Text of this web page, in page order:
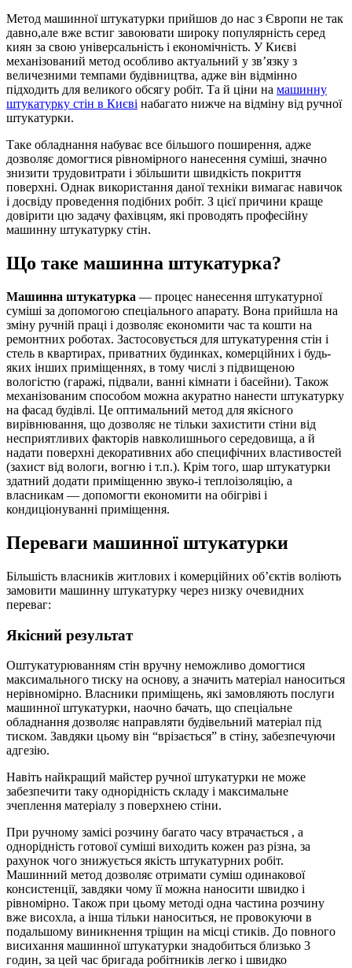
Метод машинної штукатурки прийшов до нас з Європи не так
давно,але вже встиг завоювати широку популярність серед
киян за свою універсальність і економічність. У Києві
механізований метод особливо актуальний у зв’язку з
величезними темпами будівництва, адже він відмінно
підходить для великого обсягу робіт. Та й ціни на машинну
штукатурку стін в Києві набагато нижче на відміну від ручної
штукатурки.
Таке обладнання набуває все більшого поширення, адже
дозволяє домогтися рівномірного нанесення суміші, значно
знизити трудовитрати і збільшити швидкість покриття
поверхні. Однак використання даної техніки вимагає навичок
і досвіду проведення подібних робіт. З цієї причини краще
довірити цю задачу фахівцям, які проводять професійну
машинну штукатурку стін.
Що таке машинна штукатурка?
Машинна штукатурка — процес нанесення штукатурної
суміші за допомогою спеціального апарату. Вона прийшла на
зміну ручній праці і дозволяє економити час та кошти на
ремонтних роботах. Застосовується для штукатурення стін і
стель в квартирах, приватних будинках, комерційних і будь-
яких інших приміщеннях, в тому числі з підвищеною
вологістю (гаражі, підвали, ванні кімнати і басейни). Також
механізованим способом можна акуратно нанести штукатурку
на фасад будівлі. Це оптимальний метод для якісного
вирівнювання, що дозволяє не тільки захистити стіни від
несприятливих факторів навколишнього середовища, а й
надати поверхні декоративних або специфічних властивостей
(захист від вологи, вогню і т.п.). Крім того, шар штукатурки
здатний додати приміщенню звуко-і теплоізоляцію, а
власникам — допомогти економити на обігріві і
кондиціонуванні приміщення.
Переваги машинної штукатурки
Більшість власників житлових і комерційних об’єктів воліють
замовити машинну штукатурку через низку очевидних
переваг:
Якісний результат
Оштукатурюванням стін вручну неможливо домогтися
максимального тиску на основу, а значить матеріал наноситься
нерівномірно. Власники приміщень, які замовляють послуги
машинної штукатурки, наочно бачать, що спеціальне
обладнання дозволяє направляти будівельний матеріал під
тиском. Завдяки цьому він “врізається” в стіну, забезпечуючи
адгезію.
Навіть найкращий майстер ручної штукатурки не може
забезпечити таку однорідність складу і максимальне
зчеплення матеріалу з поверхнею стіни.
При ручному замісі розчину багато часу втрачається , а
однорідність готової суміші виходить кожен раз різна, за
рахунок чого знижується якість штукатурних робіт.
Машинний метод дозволяє отримати суміш одинакової
консистенції, завдяки чому її можна наносити швидко і
рівномірно. Також при цьому методі одна частина розчину
вже висохла, а інша тільки наноситься, не провокуючи в
подальшому виникнення тріщин на місці стиків. До повного
висихання машинної штукатурки знадобиться близько 3
годин, за цей час бригада робітників легко і швидко